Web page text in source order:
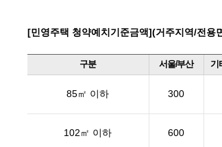
[민영주택 청약예치기준금액](거주지역/전용
구분 서울/부산 기
85㎡ 이하 300
102㎡ 이하 600